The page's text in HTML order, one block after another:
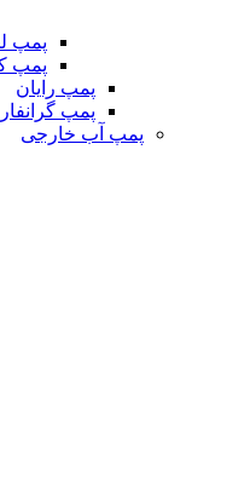
پمپ
پمپ
پمپ رایان
پمپ
پمپ آب خارجی